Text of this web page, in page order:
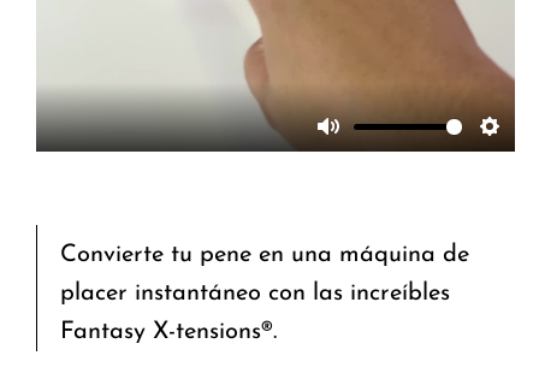
Convierte tu pene en una máquina de
placer instantáneo con las increíbles
Fantasy X-tensions®.